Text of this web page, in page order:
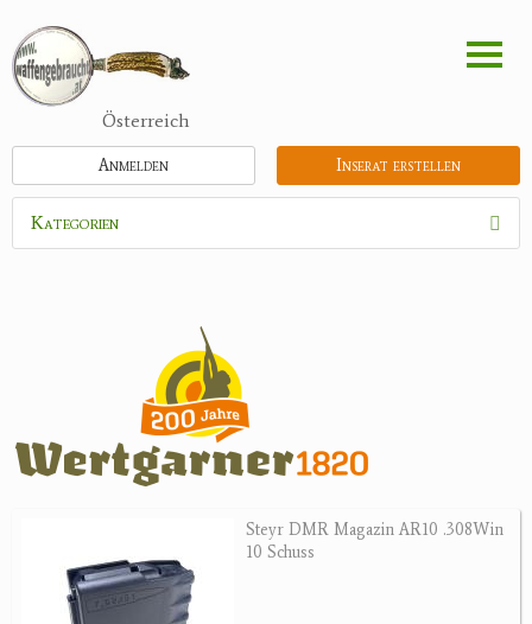
zum
Inhalt
Österreich
Inserat erstellen
Anmelden
Kategorien
Zubehör
Jagdreviere
Steyr DMR Magazin AR10 .308Win
10 Schuss